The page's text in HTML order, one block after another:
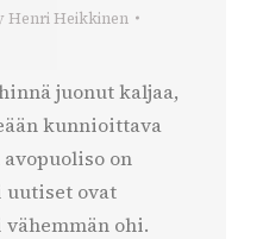
Henri Heikkinen
juonut kaljaa,
kunnioittava
on
uutiset ovat
ohi.